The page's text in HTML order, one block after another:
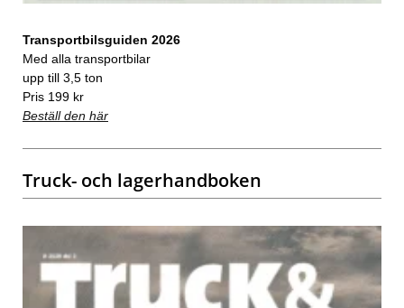
Transportbilsguiden 2026
Med alla transportbilar
upp till 3,5 ton
Pris 199 kr
Beställ den här
Truck- och lagerhandboken